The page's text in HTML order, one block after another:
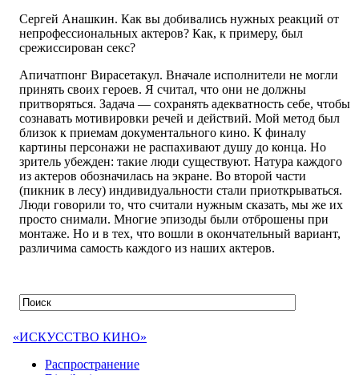
Сергей Анашкин. Как вы добивались нужных реакций от
непрофессиональных актеров? Как, к примеру, был
срежиссирован секс?
Апичатпонг Вирасетакул. Вначале исполнители не могли
принять своих героев. Я считал, что они не должны
притворяться. Задача — сохранять адекватность себе, чтобы
сознавать мотивировки речей и действий. Мой метод был
близок к приемам документального кино. К финалу
картины персонажи не распахивают душу до конца. Но
зритель убежден: такие люди существуют. Натура каждого
из актеров обозначилась на экране. Во второй части
(пикник в лесу) индивидуальности стали приоткрываться.
Люди говорили то, что считали нужным сказать, мы же их
просто снимали. Многие эпизоды были отброшены при
монтаже. Но и в тех, что вошли в окончательный вариант,
различима самость каждого из наших актеров.
«ИСКУССТВО КИНО»
Распространение